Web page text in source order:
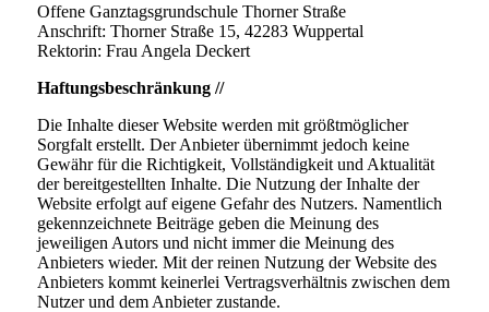
Offene Ganztagsgrundschule Thorner Straße
Anschrift: Thorner Straße 15, 42283 Wuppertal
Rektorin: Frau Angela Deckert
Haftungsbeschränkung //
Die Inhalte dieser Website werden mit größtmöglicher
Sorgfalt erstellt. Der Anbieter übernimmt jedoch keine
Gewähr für die Richtigkeit, Vollständigkeit und Aktualität
der bereitgestellten Inhalte. Die Nutzung der Inhalte der
Website erfolgt auf eigene Gefahr des Nutzers. Namentlich
gekennzeichnete Beiträge geben die Meinung des
jeweiligen Autors und nicht immer die Meinung des
Anbieters wieder. Mit der reinen Nutzung der Website des
Anbieters kommt keinerlei Vertragsverhältnis zwischen dem
Nutzer und dem Anbieter zustande.